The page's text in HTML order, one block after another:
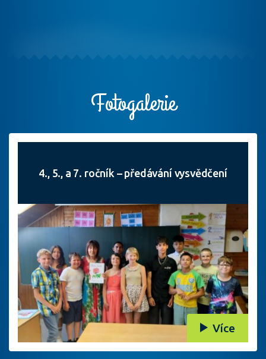
Fotogalerie
4., 5., a 7. ročník – předávání vysvědčení
Více